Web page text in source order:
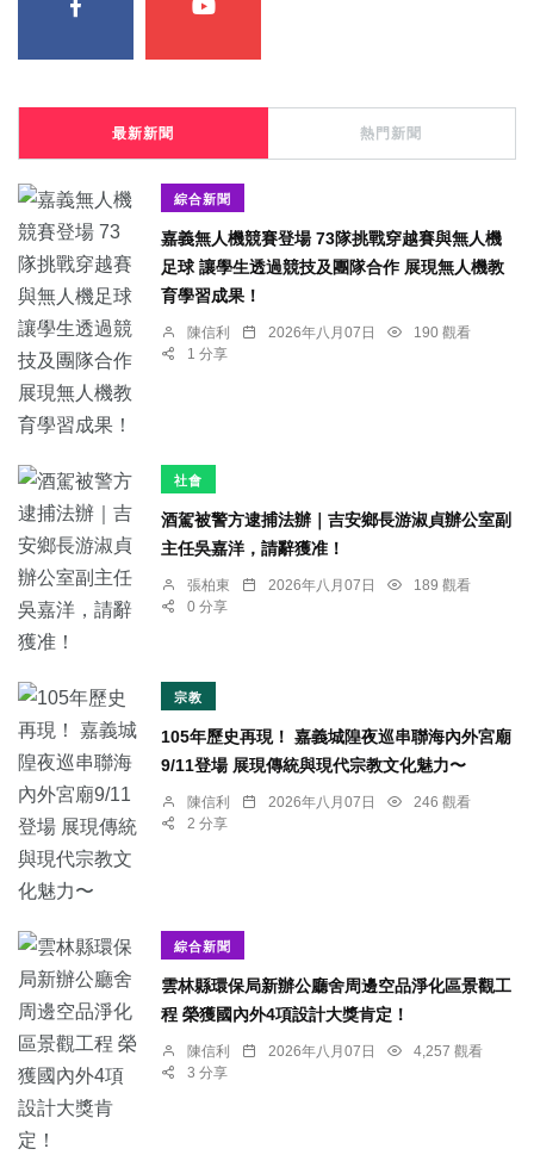
最新新聞 熱門新聞
綜合新聞
嘉義無人機競賽登場 73隊挑戰穿越賽與無人機
足球 讓學生透過競技及團隊合作 展現無人機教
育學習成果！
陳信利 2026年八月07日
190 觀看
1 分享
社會
酒駕被警方逮捕法辦｜吉安鄉長游淑貞辦公室副
主任吳嘉洋，請辭獲准！
張柏東 2026年八月07日
189 觀看
0 分享
宗教
105年歷史再現！ 嘉義城隍夜巡串聯海內外宮廟
9/11登場 展現傳統與現代宗教文化魅力〜
陳信利 2026年八月07日
246 觀看
2 分享
綜合新聞
雲林縣環保局新辦公廳舍周邊空品淨化區景觀工
程 榮獲國內外4項設計大獎肯定！
陳信利 2026年八月07日
4,257 觀看
3 分享